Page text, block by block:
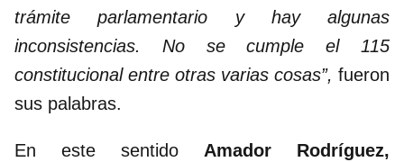
trámite parlamentario y hay algunas
inconsistencias. No se cumple el 115
constitucional entre otras varias cosas”, fueron
sus palabras.
En este sentido Amador Rodríguez,